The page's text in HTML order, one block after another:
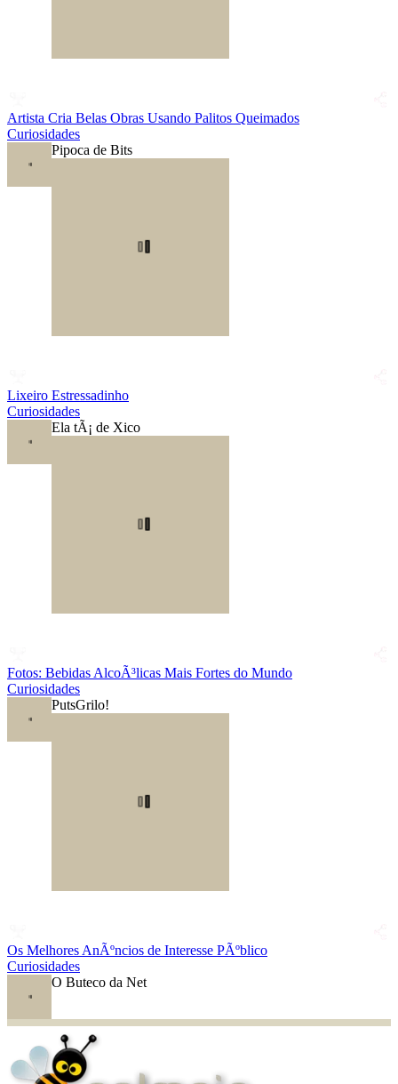
Artista Cria Belas Obras Usando Palitos Queimados
Curiosidades
Pipoca de Bits
Lixeiro Estressadinho
Curiosidades
Ela tÃ¡ de Xico
Fotos: Bebidas AlcoÃ³licas Mais Fortes do Mundo
Curiosidades
PutsGrilo!
Os Melhores AnÃºncios de Interesse PÃºblico
Curiosidades
O Buteco da Net